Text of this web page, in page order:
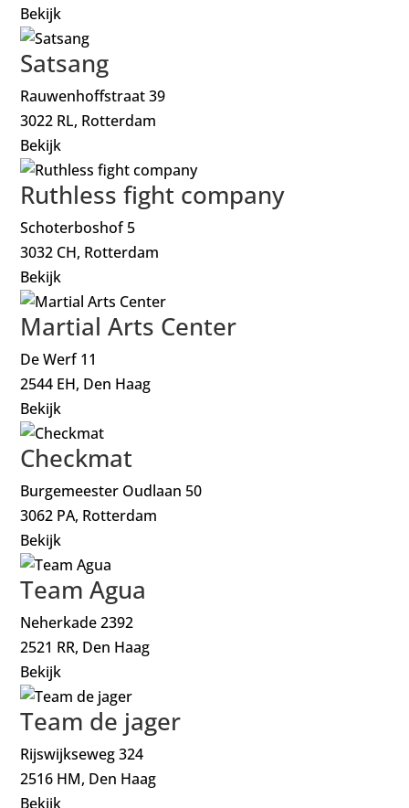
Bekijk
Satsang
Rauwenhoffstraat 39
3022 RL, Rotterdam
Bekijk
Ruthless fight company
Schoterboshof 5
3032 CH, Rotterdam
Bekijk
Martial Arts Center
De Werf 11
2544 EH, Den Haag
Bekijk
Checkmat
Burgemeester Oudlaan 50
3062 PA, Rotterdam
Bekijk
Team Agua
Neherkade 2392
2521 RR, Den Haag
Bekijk
Team de jager
Rijswijkseweg 324
2516 HM, Den Haag
Bekijk